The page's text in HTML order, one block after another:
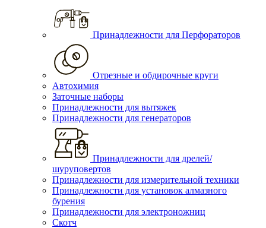
Принадлежности для Перфораторов
Отрезные и обдирочные круги
Автохимия
Заточные наборы
Принадлежности для вытяжек
Принадлежности для генераторов
Принадлежности для дрелей/
шуруповертов
Принадлежности для измерительной техники
Принадлежности для установок алмазного
бурения
Принадлежности для электроножниц
Скотч